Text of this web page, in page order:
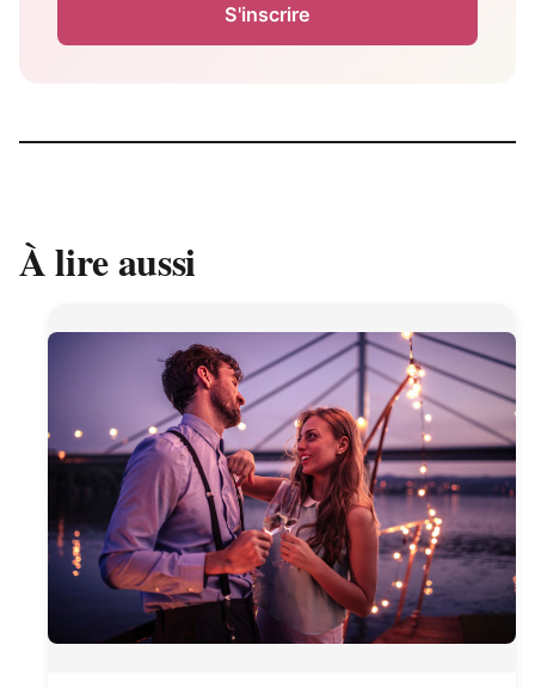
S'inscrire
À lire aussi